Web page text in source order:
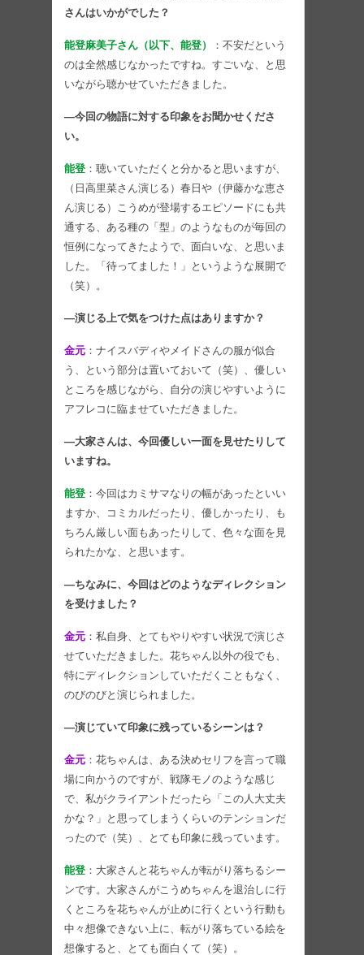
さんはいかがでした？
能登麻美子さん（以下、能登）
：不安だという
のは全然感じなかったですね。すごいな、と思
いながら聴かせていただきました。
―今回の物語に対する印象をお聞かせくださ
い。
能登 ：聴いていただくと分かると思いますが、
（日高里菜さん演じる）春日や（伊藤かな恵さ
ん演じる）こうめが登場するエピソードにも共
通する、ある種の「型」のようなものが毎回の
恒例になってきたようで、面白いな、と思いま
した。「待ってました！」というような展開で
（笑）。
―演じる上で気をつけた点はありますか？
金元 ：ナイスバディやメイドさんの服が似合
う、という部分は置いておいて（笑）、優しい
ところを感じながら、自分の演じやすいように
アフレコに臨ませていただきました。
―大家さんは、今回優しい一面を見せたりして
いますね。
能登 ：今回はカミサマなりの幅があったといい
ますか、コミカルだったり、優しかったり、も
ちろん厳しい面もあったりして、色々な面を見
られたかな、と思います。
―ちなみに、今回はどのようなディレクション
を受けました？
金元 ：私自身、とてもやりやすい状況で演じさ
せていただきました。花ちゃん以外の役でも、
特にディレクションしていただくこともなく、
のびのびと演じられました。
―演じていて印象に残っているシーンは？
金元 ：花ちゃんは、ある決めセリフを言って職
場に向かうのですが、戦隊モノのような感じ
で、私がクライアントだったら「この人大丈夫
かな？」と思ってしまうくらいのテンションだ
ったので（笑）、とても印象に残っています。
能登 ：大家さんと花ちゃんが転がり落ちるシー
ンです。大家さんがこうめちゃんを退治しに行
くところを花ちゃんが止めに行くという行動も
中々想像できない上に、転がり落ちている絵を
想像すると、とても面白くて（笑）。